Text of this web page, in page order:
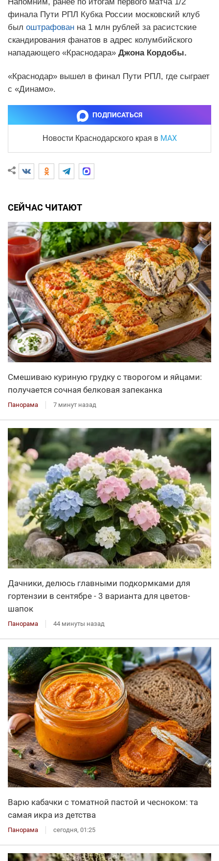
финала Пути РПЛ Кубка России московский клуб
был оштрафован на 1 млн рублей за расистские
скандирования фанатов в адрес колумбийского
нападающего «Краснодара» Джона Кордобы.
«Краснодар» вышел в финал Пути РПЛ, где сыграет
с «Динамо».
ПОДПИСАТЬСЯ
Новости Краснодарского края в MAX
СЕЙЧАС ЧИТАЮТ
Смешиваю куриную грудку с творогом и яйцами:
получается сочная белковая запеканка
Панорама 7 минут назад
Дачники, делюсь главными подкормками для
гортензии в сентябре - 3 варианта для цветов-
шапок
Панорама 44 минуты назад
Варю кабачки с томатной пастой и чесноком: та
самая икра из детства
Панорама сегодня, 01:25